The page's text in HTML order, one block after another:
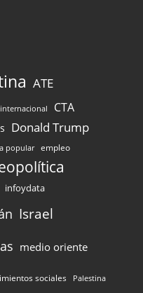
ATE
CTA
Donald Trump
popular empleo
infoydata
Israel
medio oriente
sociales Palestina